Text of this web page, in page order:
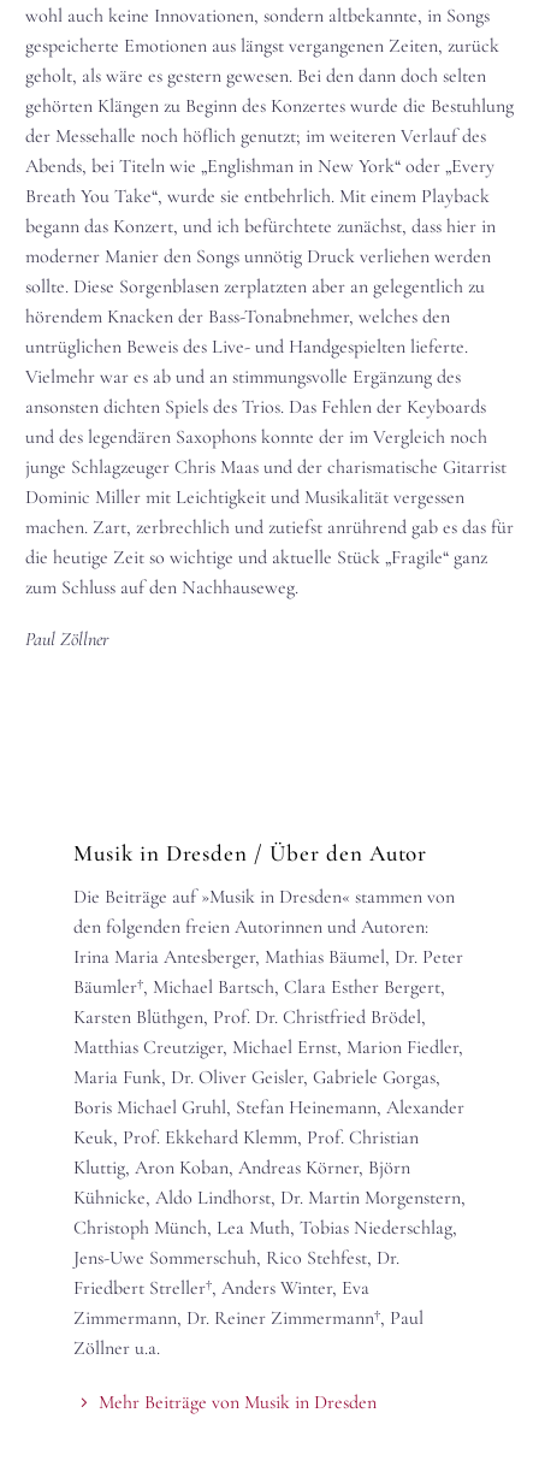
wohl auch keine Innovationen, sondern altbekannte, in Songs
gespeicherte Emotionen aus längst vergangenen Zeiten, zurück
geholt, als wäre es gestern gewesen. Bei den dann doch selten
gehörten Klängen zu Beginn des Konzertes wurde die Bestuhlung
der Messehalle noch höflich genutzt; im weiteren Verlauf des
Abends, bei Titeln wie „Englishman in New York“ oder „Every
Breath You Take“, wurde sie entbehrlich. Mit einem Playback
begann das Konzert, und ich befürchtete zunächst, dass hier in
moderner Manier den Songs unnötig Druck verliehen werden
sollte. Diese Sorgenblasen zerplatzten aber an gelegentlich zu
hörendem Knacken der Bass-Tonabnehmer, welches den
untrüglichen Beweis des Live- und Handgespielten lieferte.
Vielmehr war es ab und an stimmungsvolle Ergänzung des
ansonsten dichten Spiels des Trios. Das Fehlen der Keyboards
und des legendären Saxophons konnte der im Vergleich noch
junge Schlagzeuger Chris Maas und der charismatische Gitarrist
Dominic Miller mit Leichtigkeit und Musikalität vergessen
machen. Zart, zerbrechlich und zutiefst anrührend gab es das für
die heutige Zeit so wichtige und aktuelle Stück „Fragile“ ganz
zum Schluss auf den Nachhauseweg.
Paul Zöllner
Musik in Dresden / Über den Autor
Die Beiträge auf »Musik in Dresden« stammen von
den folgenden freien Autorinnen und Autoren:
Irina Maria Antesberger, Mathias Bäumel, Dr. Peter
Bäumler†, Michael Bartsch, Clara Esther Bergert,
Karsten Blüthgen, Prof. Dr. Christfried Brödel,
Matthias Creutziger, Michael Ernst, Marion Fiedler,
Maria Funk, Dr. Oliver Geisler, Gabriele Gorgas,
Boris Michael Gruhl, Stefan Heinemann, Alexander
Keuk, Prof. Ekkehard Klemm, Prof. Christian
Kluttig, Aron Koban, Andreas Körner, Björn
Kühnicke, Aldo Lindhorst, Dr. Martin Morgenstern,
Christoph Münch, Lea Muth, Tobias Niederschlag,
Jens-Uwe Sommerschuh, Rico Stehfest, Dr.
Friedbert Streller†, Anders Winter, Eva
Zimmermann, Dr. Reiner Zimmermann†, Paul
Zöllner u.a.
Mehr Beiträge von Musik in Dresden